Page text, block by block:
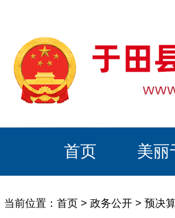
首页 美丽
当前位置： 首页 > 政务公开 > 预决